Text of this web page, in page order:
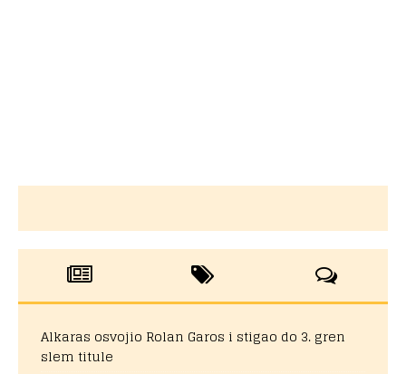
Alkaras osvojio Rolan Garos i stigao do 3. gren
slem titule